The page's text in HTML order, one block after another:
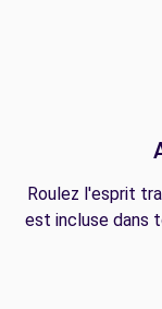
Roulez l'esprit
est incluse dans